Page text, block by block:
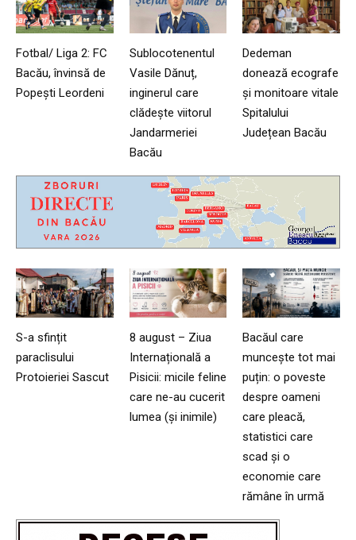
Fotbal/ Liga 2: FC
Bacău, învinsă de
Popești Leordeni
Sublocotenentul
Vasile Dănuț,
inginerul care
clădește viitorul
Jandarmeriei
Bacău
Dedeman
donează ecografe
și monitoare vitale
Spitalului
Județean Bacău
S-a sfințit
paraclisului
Protoieriei Sascut
8 august – Ziua
Internațională a
Pisicii: micile feline
care ne-au cucerit
lumea (și inimile)
Bacăul care
muncește tot mai
puțin: o poveste
despre oameni
care pleacă,
statistici care
scad și o
economie care
rămâne în urmă